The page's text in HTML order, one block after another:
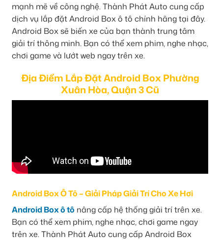
mạnh mẽ về công nghệ. Thành Phát Auto cung cấp
dịch vụ lắp đặt Android Box ô tô chính hãng tại đây.
Android Box sẽ biến xe của bạn thành trung tâm
giải trí thông minh. Bạn có thể xem phim, nghe nhạc,
chơi game và lướt web ngay trên xe.
Địa Điểm Lắp Đặt Android Box Phường
Xuân Hòa, Quận 3 Cũ
Android Box Ô Tô – Giải Pháp Giải Trí Cho Xe Hơi
Android Box ô tô nâng cấp hệ thống giải trí trên xe.
Bạn có thể xem phim, nghe nhạc, chơi game ngay
trên xe. Thành Phát Auto cung cấp Android Box